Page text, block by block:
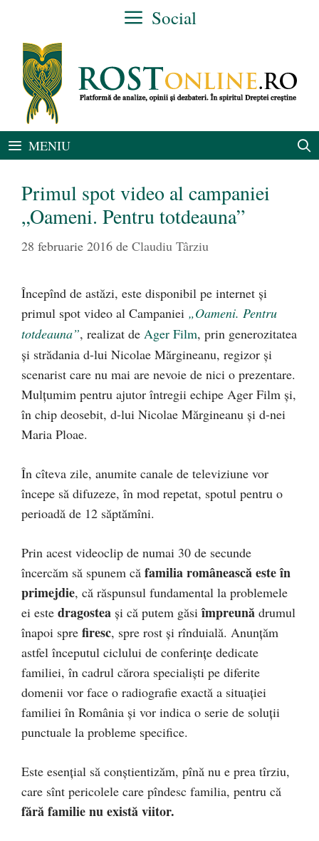
conținut
Social
MENIU
Primul spot video al campaniei
„Oameni. Pentru totdeauna”
28 februarie 2016 de Claudiu Târziu
Începînd de astăzi, este disponibil pe internet şi
primul spot video al Campaniei „Oameni. Pentru
totdeauna”, realizat de Ager Film, prin generozitatea
şi strădania d-lui Nicolae Mărgineanu, regizor şi
scenarist care nu mai are nevoie de nici o prezentare.
Mulţumim pentru ajutor întregii echipe Ager Film şi,
în chip deosebit, d-lui Nicolae Mărgineanu şi d-nei
Maria Ploae.
În cîteva zile, anumite canale de televiziune vor
începe să difuzeze, în mod repetat, spotul pentru o
perioadă de 12 săptămîni.
Prin acest videoclip de numai 30 de secunde
încercăm să spunem că familia românească este în
primejdie, că răspunsul fundamental la problemele
ei este dragostea şi că putem găsiîmpreună drumul
înapoi spre firesc, spre rost şi rînduială. Anunţăm
astfel începutul ciclului de conferinţe dedicate
familiei, în cadrul cărora specialişti pe diferite
domenii vor face o radiografie exactă a situaţiei
familiei în România şi vor indica o serie de soluţii
punctuale la probleme specifice.
Este esenţial să conştientizăm, pînă nu e prea tîrziu,
care sînt pericolele care pîndesc familia, pentru că
fără familie nu există viitor.